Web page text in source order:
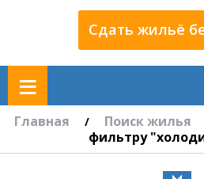
Сдать жильё
≡
Главная / Поиск жилья
фильтру